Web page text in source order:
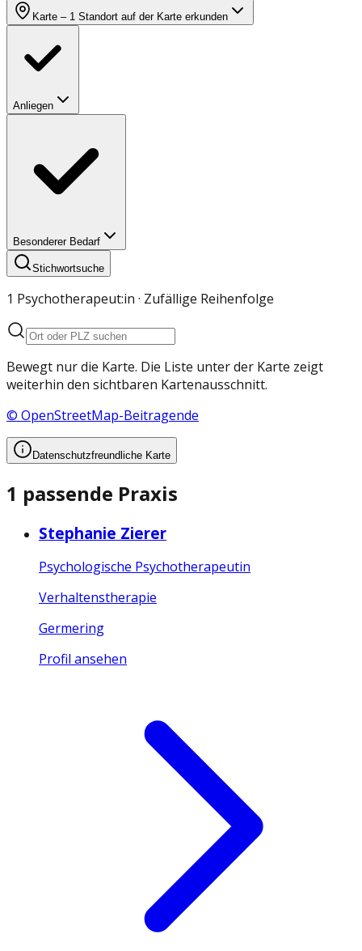
Karte – 1 Standort auf der Karte erkunden
Anliegen
Besonderer Bedarf
Stichwortsuche
1 Psychotherapeut:in · Zufällige Reihenfolge
Bewegt nur die Karte. Die Liste unter der Karte zeigt
weiterhin den sichtbaren Kartenausschnitt.
© OpenStreetMap-Beitragende
Datenschutzfreundliche Karte
1 passende Praxis
Stephanie Zierer
Psychologische Psychotherapeutin
Verhaltenstherapie
Germering
Profil ansehen